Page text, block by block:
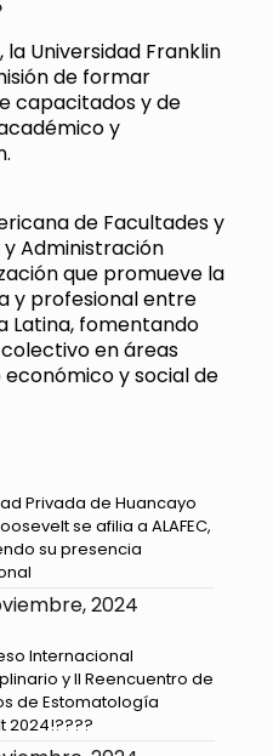
Universidad Franklin
de formar
capacitados y de
y
de Facultades y
Administración
que promueve la
y profesional entre
Latina, fomentando
en áreas
y social de
Privada de Huancayo
se afilia a ALAFEC,
su presencia
2024
Internacional
y II Reencuentro de
de Estomatología
2024!????